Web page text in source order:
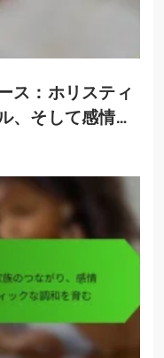
ス：ホリスティ
、そして感情的